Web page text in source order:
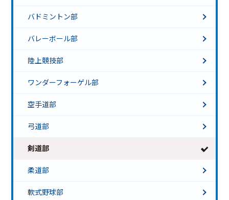
バドミントン部
バレーボール部
陸上競技部
ワンダーフォーゲル部
空手道部
弓道部
剣道部
柔道部
軟式野球部